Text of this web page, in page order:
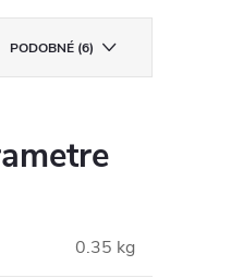
PODOBNÉ (6)
0.35 kg